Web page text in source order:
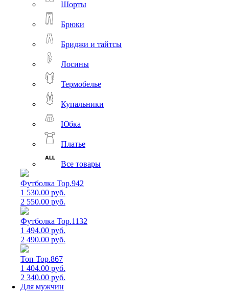
Шорты
Брюки
Бриджи и тайтсы
Лосины
Термобелье
Купальники
Юбка
Платье
Все товары
Футболка Top.942
1 530.00 руб.
2 550.00 руб.
Футболка Top.1132
1 494.00 руб.
2 490.00 руб.
Топ Top.867
1 404.00 руб.
2 340.00 руб.
Для мужчин